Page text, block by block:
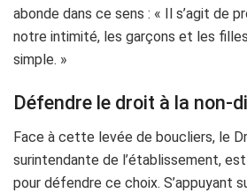
abonde dans ce sens : « Il s’agit de
notre intimité, les garçons et les
simple. »
Défendre le droit à la non-
Face à cette levée de boucliers, le
surintendante de l’établissement,
pour défendre ce choix. S’appuyant